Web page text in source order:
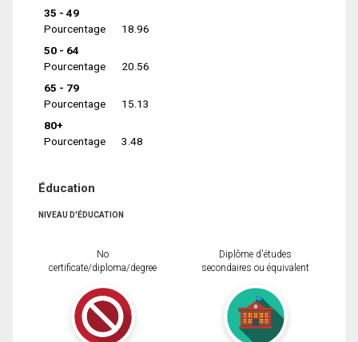
35 - 49
Pourcentage
18.96
50 - 64
Pourcentage
20.56
65 - 79
Pourcentage
15.13
80+
Pourcentage
3.48
Éducation
NIVEAU D'ÉDUCATION
No
certificate/diploma/degree
Diplôme d'études
secondaires ou équivalent